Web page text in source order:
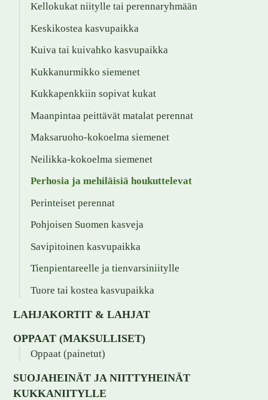
Kellokukat niitylle tai perennaryhmään
Keskikostea kasvupaikka
Kuiva tai kuivahko kasvupaikka
Kukkanurmikko siemenet
Kukkapenkkiin sopivat kukat
Maanpintaa peittävät matalat perennat
Maksaruoho-kokoelma siemenet
Neilikka-kokoelma siemenet
Perhosia ja mehiläisiä houkuttelevat
Perinteiset perennat
Pohjoisen Suomen kasveja
Savipitoinen kasvupaikka
Tienpientareelle ja tienvarsiniitylle
Tuore tai kostea kasvupaikka
LAHJAKORTIT & LAHJAT
OPPAAT (MAKSULLISET)
Oppaat (painetut)
SUOJAHEINÄT JA NIITTYHEINÄT
KUKKANIITYLLE